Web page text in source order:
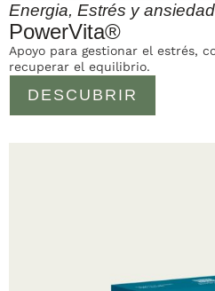
Energia, Estrés y ansiedad
PowerVita®
DESCUBRIR
Apoyo para gestionar el estrés,
recuperar el equilibrio.